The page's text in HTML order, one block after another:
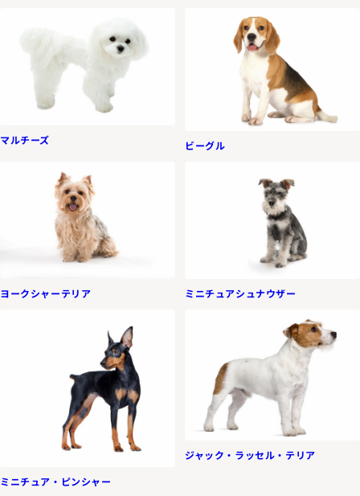
マルチーズ ビーグル
ヨークシャーテリア ミニチュアシュナウザー
ミニチュア・ピンシャー
ジャック・ラッセル・テリア